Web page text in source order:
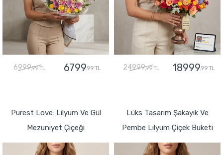
6999,99 TL 6799,99 TL 24999,99 TL 18999,99 TL
Purest Love: Lilyum Ve Gül
Mezuniyet Çiçeği
Lüks Tasarım Şakayık Ve
Pembe Lilyum Çiçek Buketi